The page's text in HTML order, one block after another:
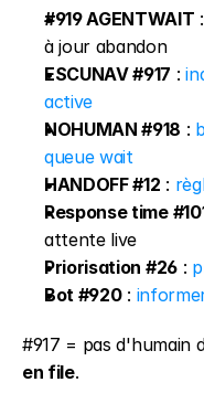
#919 AGENTWAIT
à jour abandon
ESCUNAV #917 :
active
NOHUMAN #918 :
queue wait
HANDOFF #12 :
Response time
attente live
Priorisation #26 :
Bot #920 :
#917 = pas d'humain
en file.